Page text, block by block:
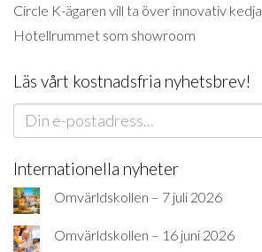
Circle K-ägaren vill ta över innovativ kedja
Hotellrummet som showroom
Läs vårt kostnadsfria nyhetsbrev!
Internationella nyheter
Omvärldskollen – 7 juli 2026
Omvärldskollen – 16 juni 2026